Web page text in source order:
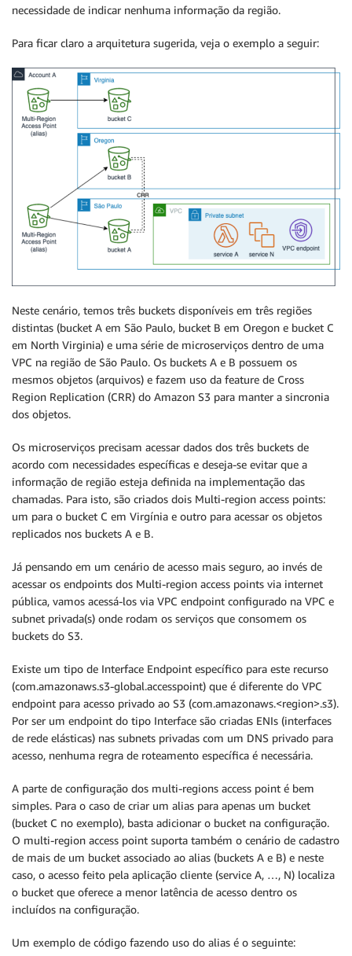
necessidade de indicar nenhuma informação da região.
Para ficar claro a arquitetura sugerida, veja o exemplo a seguir:
Neste cenário, temos três buckets disponíveis em três regiões
distintas (bucket A em São Paulo, bucket B em Oregon e bucket C
em North Virginia) e uma série de microserviços dentro de uma
VPC na região de São Paulo. Os buckets A e B possuem os
mesmos objetos (arquivos) e fazem uso da feature de Cross
Region Replication (CRR) do Amazon S3 para manter a sincronia
dos objetos.
Os microserviços precisam acessar dados dos três buckets de
acordo com necessidades específicas e deseja-se evitar que a
informação de região esteja definida na implementação das
chamadas. Para isto, são criados dois Multi-region access points:
um para o bucket C em Virgínia e outro para acessar os objetos
replicados nos buckets A e B.
Já pensando em um cenário de acesso mais seguro, ao invés de
acessar os endpoints dos Multi-region access points via internet
pública, vamos acessá-los via VPC endpoint configurado na VPC e
subnet privada(s) onde rodam os serviços que consomem os
buckets do S3.
Existe um tipo de Interface Endpoint específico para este recurso
(com.amazonaws.s3-global.accesspoint) que é diferente do VPC
endpoint para acesso privado ao S3 (com.amazonaws.<region>.s3).
Por ser um endpoint do tipo Interface são criadas ENIs (interfaces
de rede elásticas) nas subnets privadas com um DNS privado para
acesso, nenhuma regra de roteamento específica é necessária.
A parte de configuração dos multi-regions access point é bem
simples. Para o caso de criar um alias para apenas um bucket
(bucket C no exemplo), basta adicionar o bucket na configuração.
O multi-region access point suporta também o cenário de cadastro
de mais de um bucket associado ao alias (buckets A e B) e neste
caso, o acesso feito pela aplicação cliente (service A, …, N) localiza
o bucket que oferece a menor latência de acesso dentro os
incluídos na configuração.
Um exemplo de código fazendo uso do alias é o seguinte: